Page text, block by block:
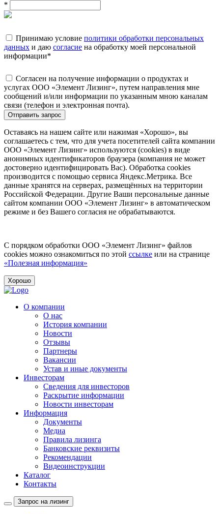
*
Принимаю условие политики обработки персональных
данных и даю согласие на обработку моей персональной
информации*
Согласен на получение информации о продуктах и
услугах ООО «Элемент Лизинг», путем направления мне
сообщений и/или информации по указанным мною каналам
связи (телефон и электронная почта).
Отправить запрос
Оставаясь на нашем сайте или нажимая «Хорошо», вы
соглашаетесь с тем, что для учета посетителей сайта компании
ООО «Элемент Лизинг» используются (cookies) в виде
анонимных идентификаторов браузера (компания не может
достоверно идентифицировать Вас). Обработка cookies
производится с помощью сервиса Яндекс.Метрика. Все
данные хранятся на серверах, размещённых на территории
Российской Федерации. Другие Ваши персональные данные
сайтом компании ООО «Элемент Лизинг» в автоматическом
режиме и без Вашего согласия не обрабатываются.
С порядком обработки ООО «Элемент Лизинг» файлов
cookies можно ознакомиться по этой ссылке или на странице
«Полезная информация»
Хорошо
О компании
О нас
История компании
Новости
Отзывы
Партнеры
Вакансии
Устав и иные документы
Инвесторам
Сведения для инвесторов
Раскрытие информации
Новости инвесторам
Информация
Документы
Медиа
Правила лизинга
Банковские реквизиты
Рекомендации
Видеоинструкции
Каталог
Контакты
Запрос на лизинг